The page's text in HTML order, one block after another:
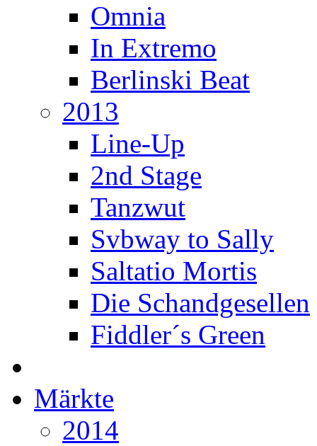
Omnia
In Extremo
Berlinski Beat
2013
Line-Up
2nd Stage
Tanzwut
Svbway to Sally
Saltatio Mortis
Die Schandgesellen
Fiddler´s Green
Märkte
2014